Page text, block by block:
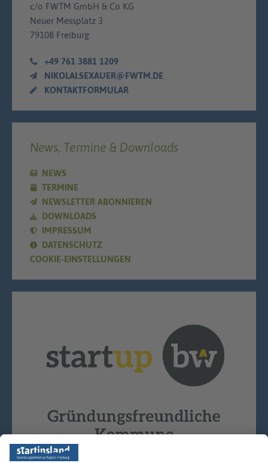
c/o FWTM GmbH & Co KG
Neuer Messplatz 3
79108 Freiburg
+49 761 3881 1209
NIKOLAI.SEXAUER@FWTM.DE
KONTAKTFORMULAR
News, Termine & Downloads
NEWS
TERMINE
NEWSLETTER ABONNIEREN
DOWNLOADS
IMPRESSUM
DATENSCHUTZ
COOKIE-EINSTELLUNGEN